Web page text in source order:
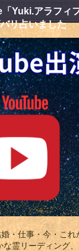
Yuki.アラフィ
リ占いました
・仕事・今・こ
な霊リーディング